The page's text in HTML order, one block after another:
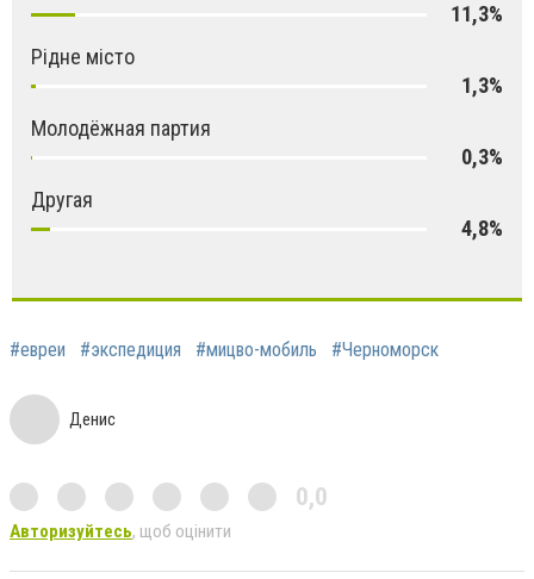
11,3%
Рідне місто
1,3%
Молодёжная партия
0,3%
Другая
4,8%
#евреи #экспедиция #мицво-мобиль #Черноморск
Денис
0,0
Авторизуйтесь, щоб оцінити